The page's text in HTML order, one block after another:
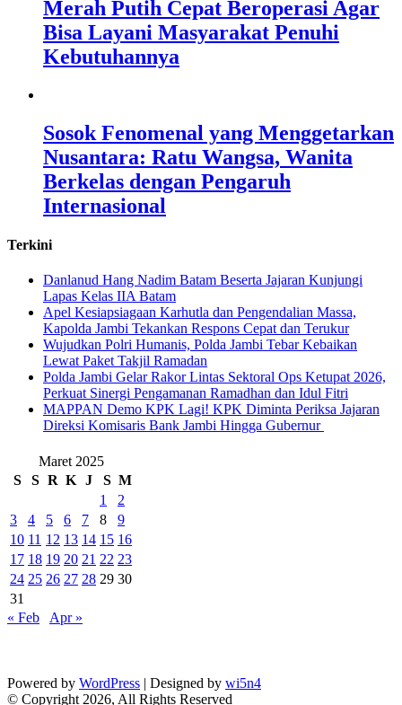
Merah Putih Cepat Beroperasi Agar
Bisa Layani Masyarakat Penuhi
Kebutuhannya
Sosok Fenomenal yang Menggetarkan
Nusantara: Ratu Wangsa, Wanita
Berkelas dengan Pengaruh
Internasional
Terkini
Danlanud Hang Nadim Batam Beserta Jajaran Kunjungi
Lapas Kelas IIA Batam
Apel Kesiapsiagaan Karhutla dan Pengendalian Massa,
Kapolda Jambi Tekankan Respons Cepat dan Terukur
Wujudkan Polri Humanis, Polda Jambi Tebar Kebaikan
Lewat Paket Takjil Ramadan
Polda Jambi Gelar Rakor Lintas Sektoral Ops Ketupat 2026,
Perkuat Sinergi Pengamanan Ramadhan dan Idul Fitri
‎MAPPAN Demo KPK Lagi! KPK Diminta Periksa Jajaran
Direksi Komisaris Bank Jambi Hingga Gubernur ‎
Maret 2025
S
S R K J S M
1
2
3
4 5 6 7 8
9
10 11 12 13 14 15 16
17 18 19 20 21 22 23
24 25 26 27 28 29 30
31
« Feb
Apr »
Powered by WordPress | Designed by wi5n4
© Copyright 2026, All Rights Reserved